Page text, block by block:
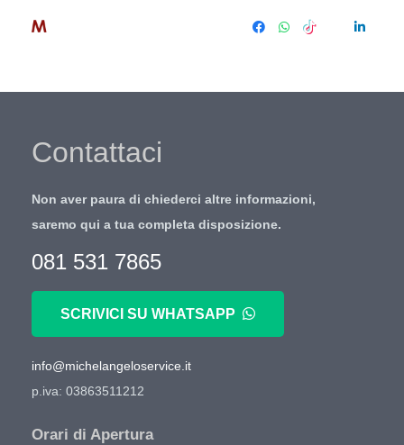
Contattaci
Non aver paura di chiederci altre informazioni,
saremo qui a tua completa disposizione.
081 531 7865
SCRIVICI SU WHATSAPP
info@michelangeloservice.it
p.iva: 03863511212
Orari di Apertura